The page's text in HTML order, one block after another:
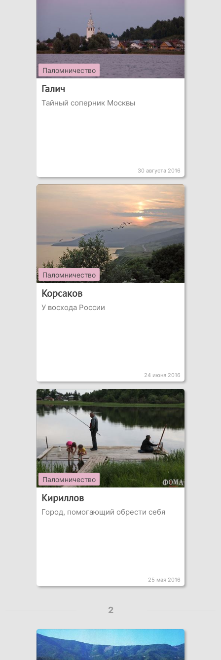
Паломничество
Галич
Тайный соперник Москвы
30 августа 2016
Паломничество
Корсаков
У восхода России
24 июня 2016
Паломничество
Кириллов
Город, помогающий обрести себя
25 мая 2016
2